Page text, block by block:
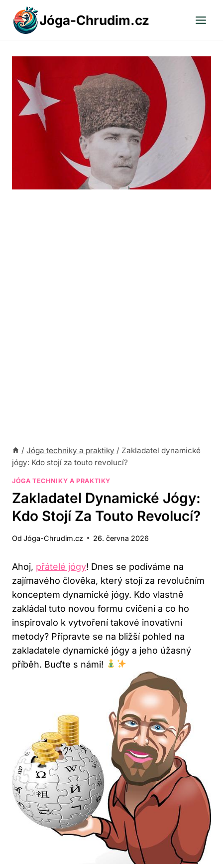
Přeskočit
obsah
Jóga-Chrudim.cz
/ Jóga techniky a praktiky / Zakladatel dynamické
jógy: Kdo stojí za touto revolucí?
JÓGA TECHNIKY A PRAKTIKY
Zakladatel Dynamické Jógy:
Kdo Stojí Za Touto Revolucí?
Od Jóga-Chrudim.cz 26. června 2026
Ahoj, přátelé jógy! Dnes se⁤ podíváme na
zajímavého člověka, ⁣který stojí za revolučním​
konceptem dynamické jógy. Kdo vlastně
⁢zakládal tuto​ novou formu cvičení a co ho
inspirovalo k vytvoření takové inovativní
metody? Připravte se na bližší pohled na
zakladatele ⁣dynamické jógy‌ a jeho úžasný
příběh. Buďte s námi! ‌